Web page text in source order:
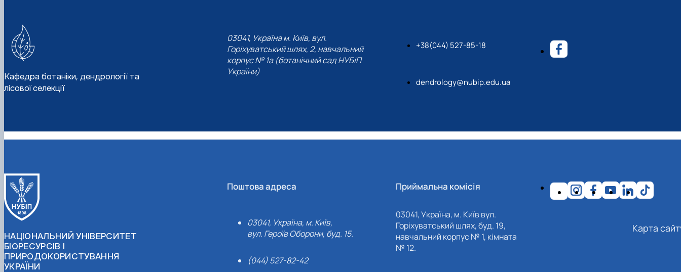
Кафедра ботаніки, дендрології та
лісової селекції
03041, Україна м. Київ, вул.
Горіхуватський шлях, 2, навчальний
корпус № 1а (ботанічний сад НУБіП
України)
+38(044) 527-85-18
dendrology@nubip.edu.ua
НАЦІОНАЛЬНИЙ УНІВЕРСИТЕТ
БІОРЕСУРСІВ І
ПРИРОДОКОРИСТУВАННЯ
УКРАЇНИ
Поштова адреса
03041, Україна, м. Київ,
вул. Героїв Оборони, буд. 15.
(044) 527-82-42
Приймальна комісія
03041, Україна, м. Київ вул.
Горіхуватський шлях, буд. 19,
навчальний корпус № 1, кімната
№ 12.
Карта